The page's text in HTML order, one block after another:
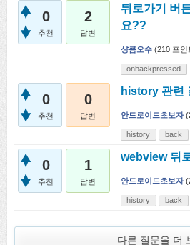
0
추천
2
답변
뒤로가기 버
요??
샹쿔오수 (210 포인
onbackpressed
0
추천
0
답변
history 관련
안드로이드초보자 (
history back
0
추천
1
답변
webview 뒤
안드로이드초보자 (
history back
다른 질문을 더